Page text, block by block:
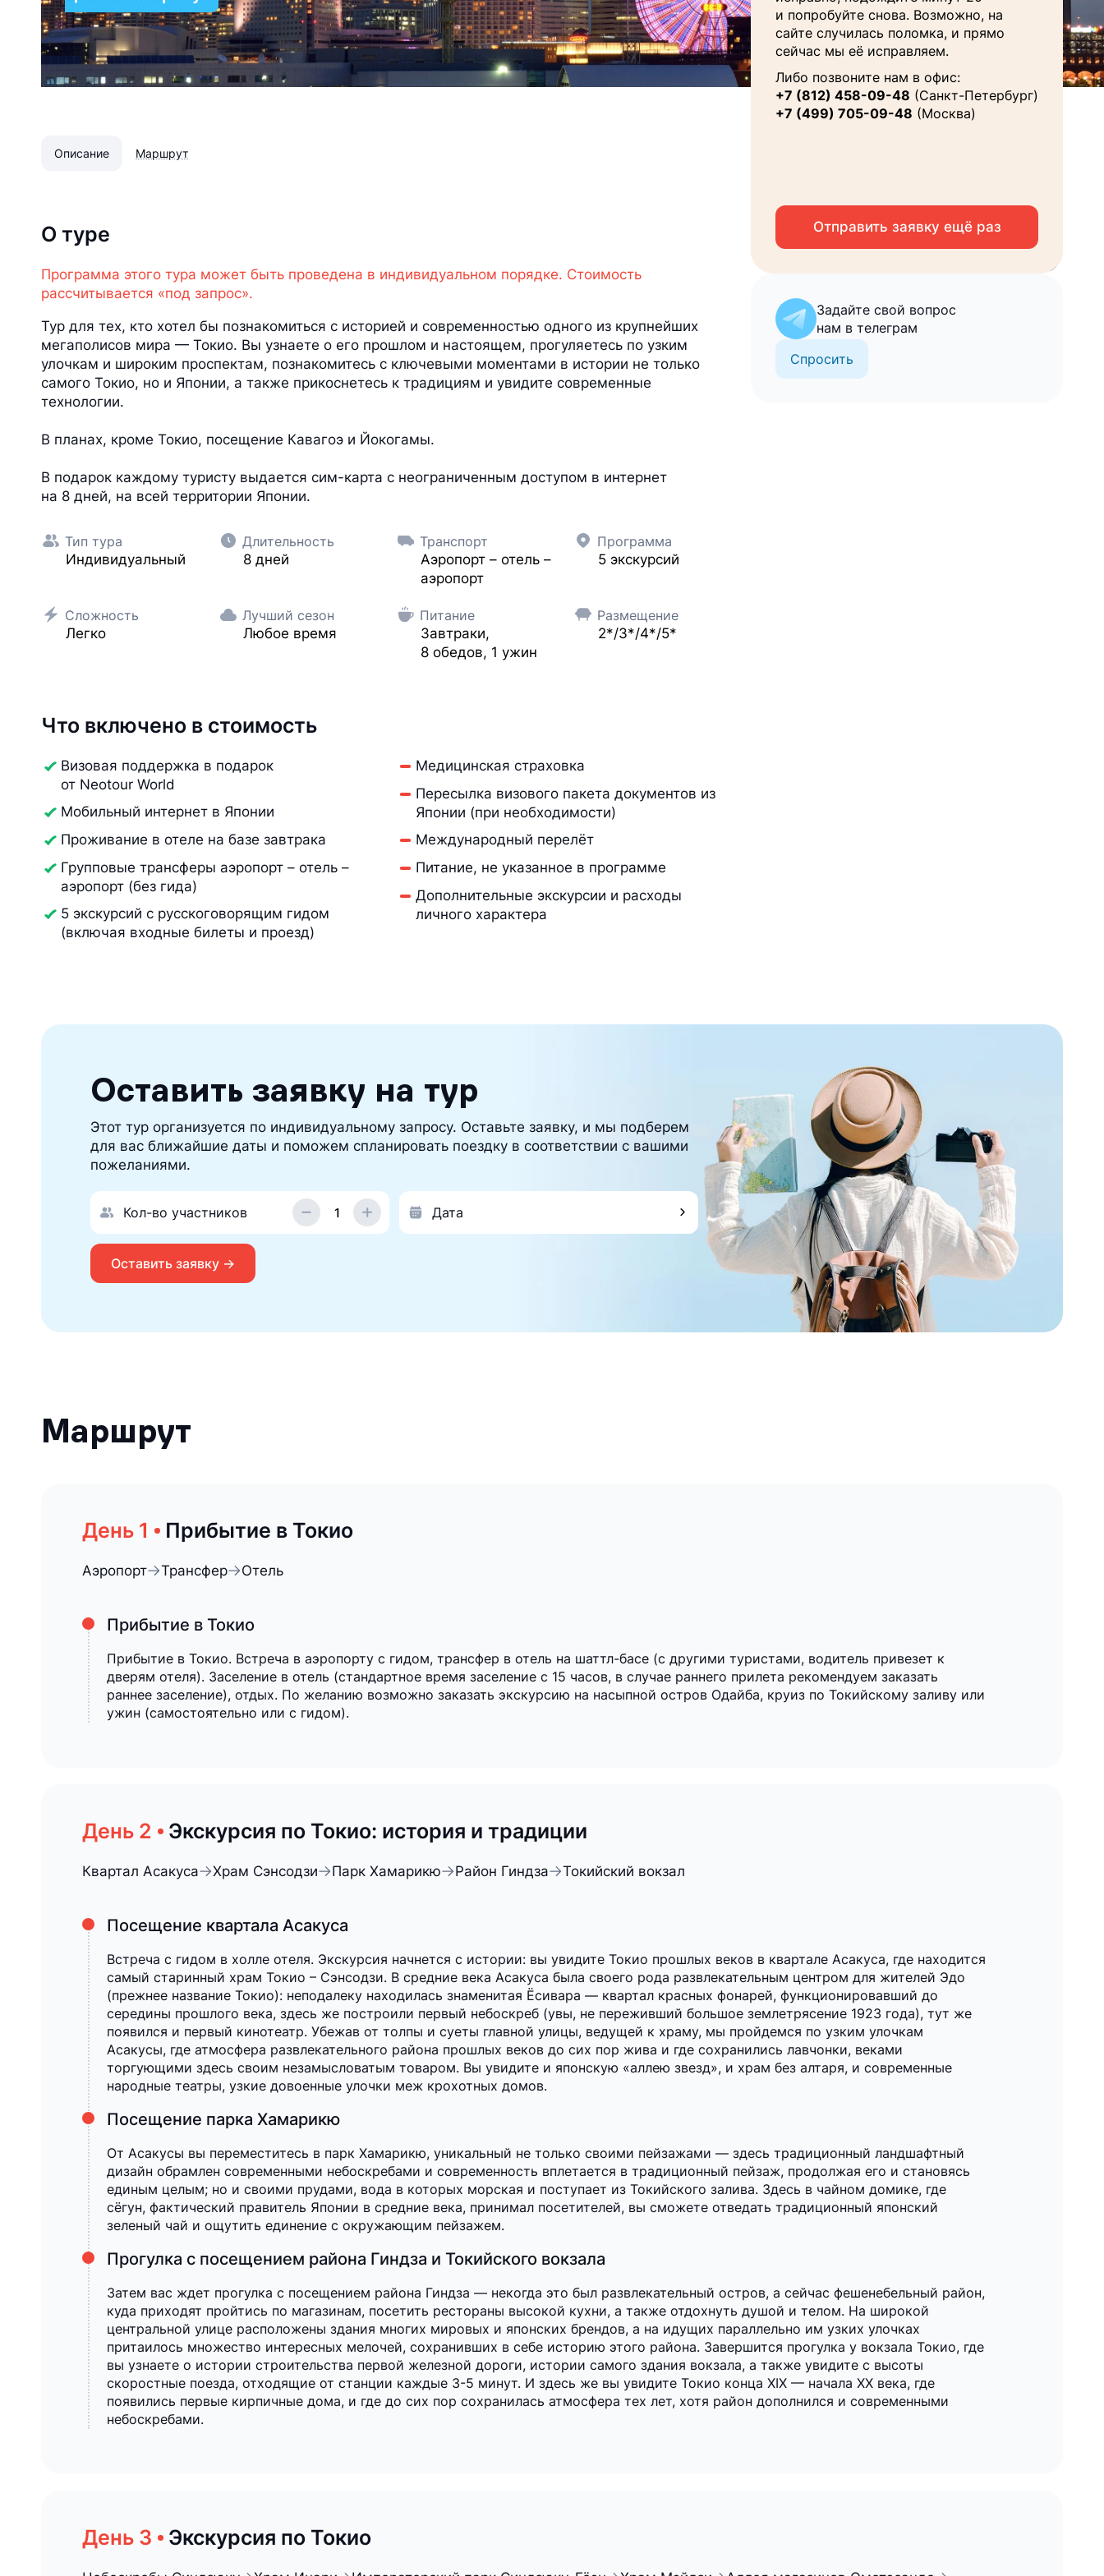
Описание Маршрут
О туре
Программа этого тура может быть проведена в индивидуальном порядке. Стоимость
рассчитывается «под запрос».
Тур для тех, кто хотел бы познакомиться с историей и современностью одного из крупнейших
мегаполисов мира — Токио. Вы узнаете о его прошлом и настоящем, прогуляетесь по узким
улочкам и широким проспектам, познакомитесь с ключевыми моментами в истории не только
самого Токио, но и Японии, а также прикоснетесь к традициям и увидите современные
технологии.
В планах, кроме Токио, посещение Кавагоэ и Йокогамы.
В подарок каждому туристу выдается сим-карта с неограниченным доступом в интернет
на 8 дней, на всей территории Японии.
Тип тура
Индивидуальный
Длительность
8 дней
Транспорт
Аэропорт – отель –
аэропорт
Программа
5 экскурсий
Сложность
Легко
Лучший сезон
Любое время
Питание
Завтраки,
8 обедов, 1 ужин
Размещение
2*/3*/4*/5*
Что включено в стоимость
Визовая поддержка в подарок
от Neotour World
Мобильный интернет в Японии
Проживание в отеле на базе завтрака
Групповые трансферы аэропорт – отель –
аэропорт (без гида)
5 экскурсий с русскоговорящим гидом
(включая входные билеты и проезд)
Медицинская страховка
Пересылка визового пакета документов из
Японии (при необходимости)
Международный перелёт
Питание, не указанное в программе
Дополнительные экскурсии и расходы
личного характера
имя
Телефон
Запросить консультацию
и попробуйте снова. Возможно, на
сайте случилась поломка, и прямо
сейчас мы её исправляем.
Либо позвоните нам в офис:
+7 (812) 458-09-48 (Санкт-Петербург)
+7 (499) 705-09-48 (Москва)
Отправить заявку ещё раз
Задайте свой вопрос
нам в телеграм
Спросить
Оставить заявку на тур
Этот тур организуется по индивидуальному запросу. Оставьте заявку, и мы подберем
для вас ближайшие даты и поможем спланировать поездку в соответствии с вашими
пожеланиями.
Кол-во участников
Оставить заявку →
Маршрут
Прибытие в Токио
Аэропорт Трансфер Отель
Прибытие в Токио
Прибытие в Токио. Встреча в аэропорту с гидом, трансфер в отель на шаттл-басе (с другими туристами, водитель привезет к
дверям отеля). Заселение в отель (стандартное время заселение с 15 часов, в случае раннего прилета рекомендуем заказать
раннее заселение), отдых. По желанию возможно заказать экскурсию на насыпной остров Одайба, круиз по Токийскому заливу или
ужин (самостоятельно или с гидом).
Экскурсия по Токио: история и традиции
Квартал Асакуса Храм Сэнсодзи Парк Хамарикю Район Гиндза Токийский вокзал
Посещение квартала Асакуса
Встреча с гидом в холле отеля. Экскурсия начнется с истории: вы увидите Токио прошлых веков в квартале Асакуса, где находится
самый старинный храм Токио – Сэнсодзи. В средние века Асакуса была своего рода развлекательным центром для жителей Эдо
(прежнее название Токио): неподалеку находилась знаменитая Ёсивара — квартал красных фонарей, функционировавший до
середины прошлого века, здесь же построили первый небоскреб (увы, не переживший большое землетрясение 1923 года), тут же
появился и первый кинотеатр. Убежав от толпы и суеты главной улицы, ведущей к храму, мы пройдемся по узким улочкам
Асакусы, где атмосфера развлекательного района прошлых веков до сих пор жива и где сохранились лавчонки, веками
торгующими здесь своим незамысловатым товаром. Вы увидите и японскую «аллею звезд», и храм без алтаря, и современные
народные театры, узкие довоенные улочки меж крохотных домов.
Посещение парка Хамарикю
От Асакусы вы переместитесь в парк Хамарикю, уникальный не только своими пейзажами — здесь традиционный ландшафтный
дизайн обрамлен современными небоскребами и современность вплетается в традиционный пейзаж, продолжая его и становясь
единым целым; но и своими прудами, вода в которых морская и поступает из Токийского залива. Здесь в чайном домике, где
сёгун, фактический правитель Японии в средние века, принимал посетителей, вы сможете отведать традиционный японский
зеленый чай и ощутить единение с окружающим пейзажем.
Прогулка с посещением района Гиндза и Токийского вокзала
Затем вас ждет прогулка с посещением района Гиндза — некогда это был развлекательный остров, а сейчас фешенебельный район,
куда приходят пройтись по магазинам, посетить рестораны высокой кухни, а также отдохнуть душой и телом. На широкой
центральной улице расположены здания многих мировых и японских брендов, а на идущих параллельно им узких улочках
притаилось множество интересных мелочей, сохранивших в себе историю этого района. Завершится прогулка у вокзала Токио, где
вы узнаете о истории строительства первой железной дороги, истории самого здания вокзала, а также увидите с высоты
скоростные поезда, отходящие от станции каждые 3-5 минут. И здесь же вы увидите Токио конца XIX — начала XX века, где
появились первые кирпичные дома, и где до сих пор сохранилась атмосфера тех лет, хотя район дополнился и современными
небоскребами.
Экскурсия по Токио